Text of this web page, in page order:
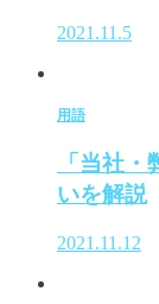
2021.11.5
用語
「当社
いを解説
2021.11.12